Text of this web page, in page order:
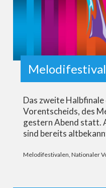
Das zweite
Vorentscheids, des
gestern Abend statt.
sind bereits
Melodifestivalen, Nationaler